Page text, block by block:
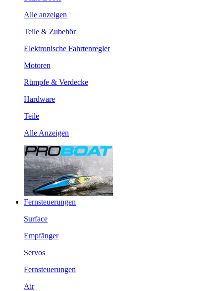
Alle anzeigen
Teile & Zubehör
Elektronische Fahrtenregler
Motoren
Rümpfe & Verdecke
Hardware
Teile
Alle Anzeigen
Fernsteuerungen
Surface
Empfänger
Servos
Fernsteuerungen
Air